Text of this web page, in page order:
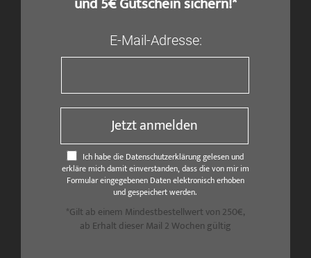
E-Mail-Adresse:
Jetzt anmelden
Ich habe die Datenschutzerklärung gelesen und
erkläre mich damit einverstanden, dass die von mir im
Formular eingegebenen Daten elektronisch erhoben
und gespeichert werden.
*Gilt ab einem Mindestbestellwert von 250€,
ab Erhalt dieser Mail 2 Wochen gültig